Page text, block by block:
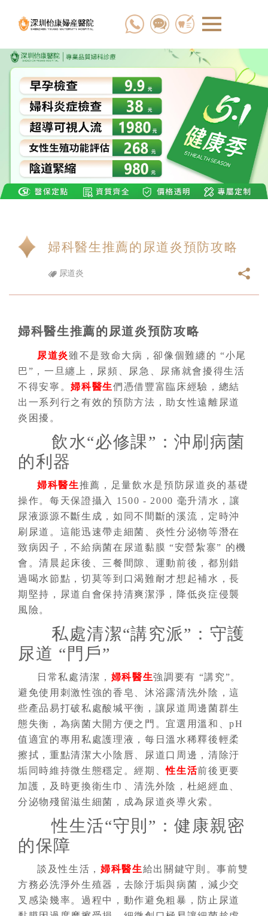
婦科醫生推薦的尿道炎預防攻略
尿道炎
婦科醫生推薦的尿道炎預防攻略
尿道炎雖不是致命大病，卻像個難纏的 “小尾
巴”，一旦纏上，尿頻、尿急、尿痛就會擾得生活
不得安寧。婦科醫生們憑借豐富臨床經驗，總結
出一系列行之有效的預防方法，助女性遠離尿道
炎困擾。
飲水“必修課”：沖刷病菌
的利器
婦科醫生推薦，足量飲水是預防尿道炎的基礎
操作。每天保證攝入 1500 - 2000 毫升清水，讓
尿液源源不斷生成，如同不間斷的溪流，定時沖
刷尿道。這能迅速帶走細菌、炎性分泌物等潛在
致病因子，不給病菌在尿道黏膜 “安營紮寨” 的機
會。清晨起床後、三餐間隙、運動前後，都別錯
過喝水節點，切莫等到口渴難耐才想起補水，長
期堅持，尿道自會保持清爽潔淨，降低炎症侵襲
風險。
私處清潔“講究派”：守護
尿道 “門戶”
日常私處清潔， 婦科醫生強調要有 “講究”。
避免使用刺激性強的香皂、沐浴露清洗外陰，這
些產品易打破私處酸堿平衡，讓尿道周邊菌群生
態失衡，為病菌大開方便之門。宜選用溫和、pH
值適宜的專用私處護理液，每日溫水稀釋後輕柔
擦拭，重點清潔大小陰唇、尿道口周邊，清除汙
垢同時維持微生態穩定。經期、性生活前後更要
加護，及時更換衛生巾、清洗外陰，杜絕經血、
分泌物殘留滋生細菌，成為尿道炎導火索。
性生活“守則”：健康親密
的保障
談及性生活，婦科醫生給出關鍵守則。事前雙
方務必洗淨外生殖器，去除汙垢與病菌，減少交
叉感染幾率。過程中，動作避免粗暴，防止尿道